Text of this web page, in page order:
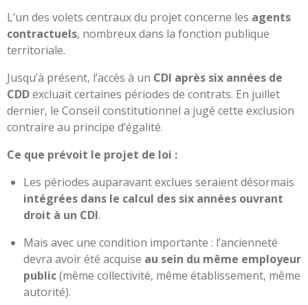
L’un des volets centraux du projet concerne les agents
contractuels, nombreux dans la fonction publique
territoriale.
Jusqu’à présent, l’accès à un CDI après six années de
CDDexcluait certaines périodes de contrats. En juillet
dernier, le Conseil constitutionnel a jugé cette exclusion
contraire au principe d’égalité.
Ce que prévoit le projet de loi :
Les périodes auparavant exclues seraient désormais
intégrées dans le calcul des six années ouvrant
droit à un CDI.
Mais avec une condition importante : l’ancienneté
devra avoir été acquise au sein du même employeur
public(même collectivité, même établissement, même
autorité).